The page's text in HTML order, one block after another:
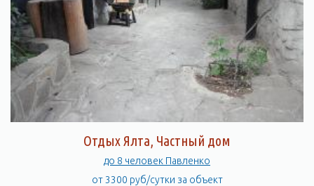
Отдых Ялта, Частный дом
до 8 человек Павленко
от 3300 руб/сутки за объект